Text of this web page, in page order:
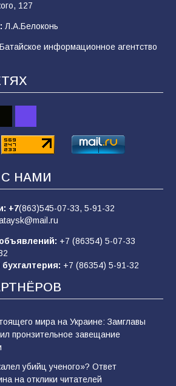
дорожные работы
20 наград с областных
вброс
не возьмёшь»: почему
о мобилизации — это
127
Л.А.Белоконь
информационное агентство
НАМИ
+7(863)545-07-33, 5-91-32
+7 (86354) 5-07-33
+7 (86354) 5-91-32
мира на Украине: Замглавы
пронзительное завещание
убийц ученого»? Ответ
на отклики читателей